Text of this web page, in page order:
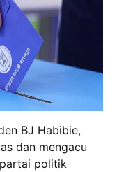
BJ Habibie,
dan mengacu
politik